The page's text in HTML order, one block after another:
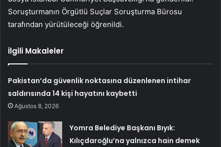
Soruşturmanın Örgütlü Suçlar Soruşturma Bürosu
tarafından yürütüleceği öğrenildi.
İlgili Makaleler
Pakistan’da güvenlik noktasına düzenlenen intihar
saldırısında 14 kişi hayatını kaybetti
Ağustos 8, 2026
Yomra Belediye Başkanı Bıyık:
Kılıçdaroğlu’na yalnızca hain demek